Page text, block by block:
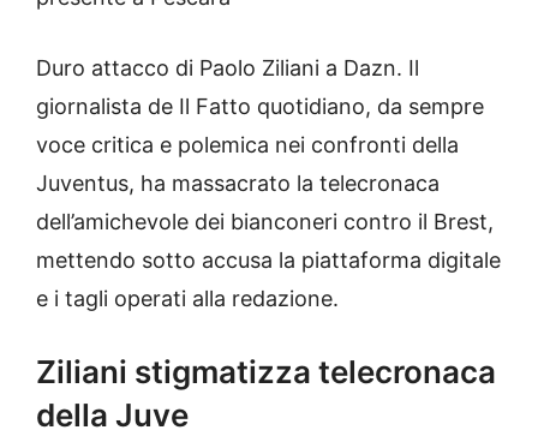
Duro attacco di Paolo Ziliani a Dazn. Il
giornalista de Il Fatto quotidiano, da sempre
voce critica e polemica nei confronti della
Juventus, ha massacrato la telecronaca
dell’amichevole dei bianconeri contro il Brest,
mettendo sotto accusa la piattaforma digitale
e i tagli operati alla redazione.
Ziliani stigmatizza telecronaca
della Juve